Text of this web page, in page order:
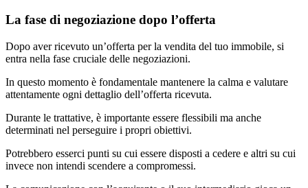
La fase di negoziazione dopo l’offerta
Dopo aver ricevuto un’offerta per la vendita del tuo immobile, si
entra nella fase cruciale delle negoziazioni.
In questo momento è fondamentale mantenere la calma e valutare
attentamente ogni dettaglio dell’offerta ricevuta.
Durante le trattative, è importante essere flessibili ma anche
determinati nel perseguire i propri obiettivi.
Potrebbero esserci punti su cui essere disposti a cedere e altri su cui
invece non intendi scendere a compromessi.